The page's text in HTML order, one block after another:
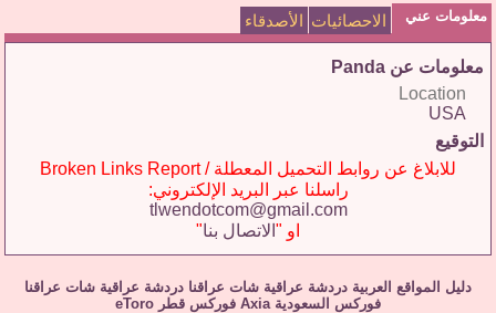
معلومات عني الاحصائيات الأصدقاء
معلومات عن Panda
Location
USA
التوقيع
للابلاغ عن روابط التحميل المعطلة / Broken Links Report
راسلنا عبر البريد الإلكتروني:
tlwendotcom@gmail.com
او " الاتصال بنا"
دليل المواقع العربية دردشة عراقية شات عراقنا دردشة عراقية شات عراقنا
فوركس السعودية Axia فوركس قطر eToro